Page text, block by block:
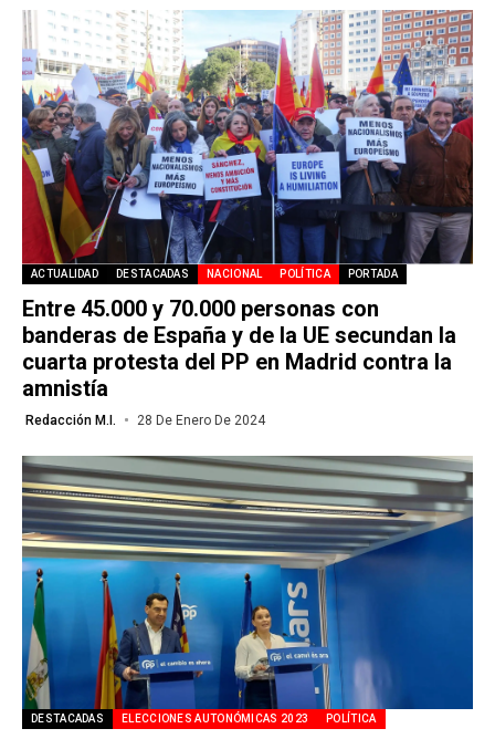
ACTUALIDAD DESTACADAS NACIONAL POLÍTICA PORTADA
Entre 45.000 y 70.000 personas con
banderas de España y de la UE secundan la
cuarta protesta del PP en Madrid contra la
amnistía
Redacción M.I. 28 De Enero De 2024
DESTACADAS ELECCIONES AUTONÓMICAS 2023 POLÍTICA